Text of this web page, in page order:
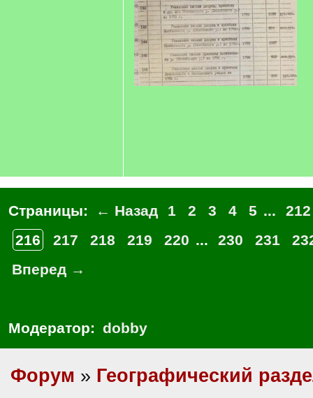
Страницы: ← Назад 1 2 3 4 5 ...
212
216
217 218 219 220 ... 230 231
Вперед →
Модератор: dobby
Форум » Географический